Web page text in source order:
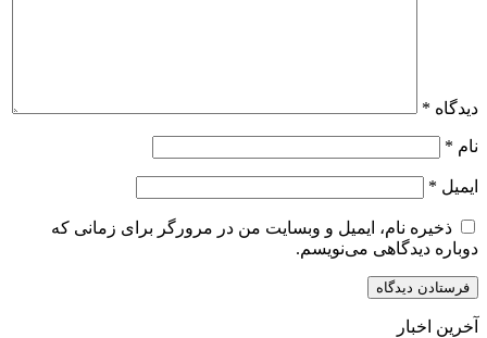
دیدگاه *
نام *
ایمیل *
ذخیره نام، ایمیل و وبسایت من در مرورگر برای زمانی که
دوباره دیدگاهی می‌نویسم.
آخرین اخبار